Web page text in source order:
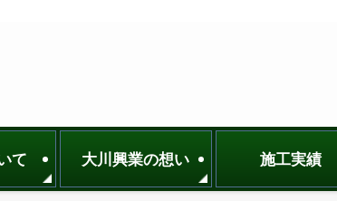
て 大川興業の想い 施工実績